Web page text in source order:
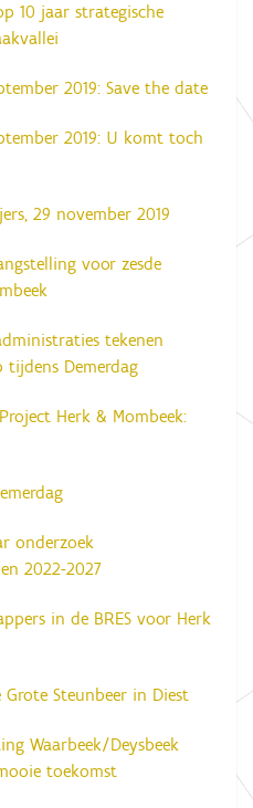
10 jaar strategische
2019: Save the date
2019: U komt toch
29 november 2019
voor zesde
tekenen
tijdens Demerdag
Herk & Mombeek:
onderzoek
2022-2027
in de BRES voor Herk
Grote Steunbeer in Diest
Waarbeek/Deysbeek
toekomst